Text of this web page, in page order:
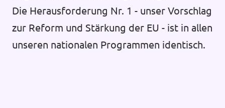
Die Herausforderung Nr. 1 - unser Vorschlag
zur Reform und Stärkung der EU - ist in allen
unseren nationalen Programmen identisch.